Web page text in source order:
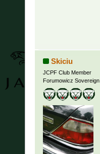
Skiciu
JCPF Club Member
Forumowicz Sovereign